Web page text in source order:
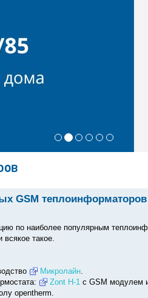
GSM теплоинформаторов
по наиболее популярным
всякое такое.
Микролайн.
Zont H-1 с GSM модулем
opentherm.